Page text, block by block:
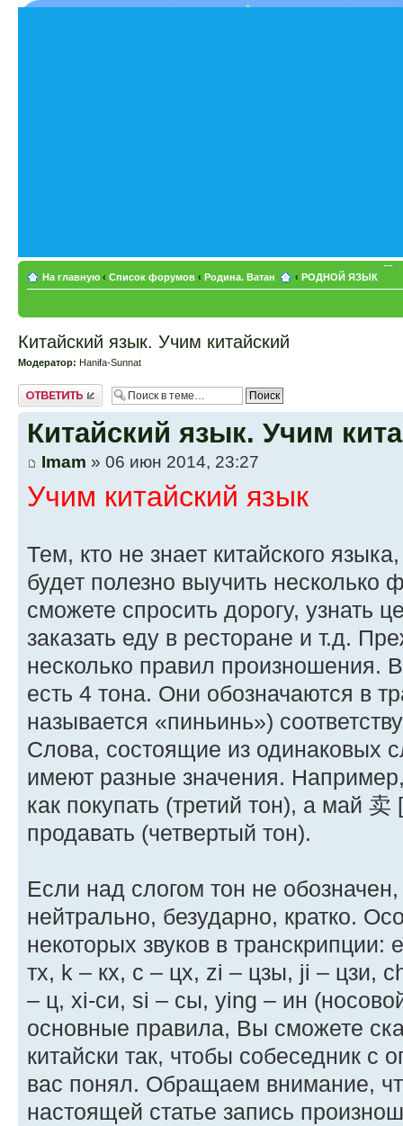
На главную ‹ Список форумов ‹ Родина. Ватан ‹ РОДНОЙ ЯЗЫК
Китайский язык. Учим китайский
Модератор: Hanifa-Sunnat
Ответить
Китайский язык. Учим
Imam » 06 июн 2014, 23:27
Учим китайский язык
Тем, кто не знает китайского
будет полезно выучить
сможете спросить дорогу, узнать
заказать еду в ресторане и т.д.
несколько правил произношения.
есть 4 тона. Они обозначаются в
называется «пиньинь»)
Слова, состоящие из одинаковых
имеют разные значения.
как покупать (третий тон), а май
продавать (четвертый тон).
Если над слогом тон не обозначен,
нейтрально, безударно, кратко.
некоторых звуков в
тх, k – кх, с – цх, zi – цзы, ji – цзи,
– ц, xi-си, si – сы, ying – ин
основные правила, Вы сможете
китайски так, чтобы собеседник с
вас понял. Обращаем внимание,
настоящей статье запись